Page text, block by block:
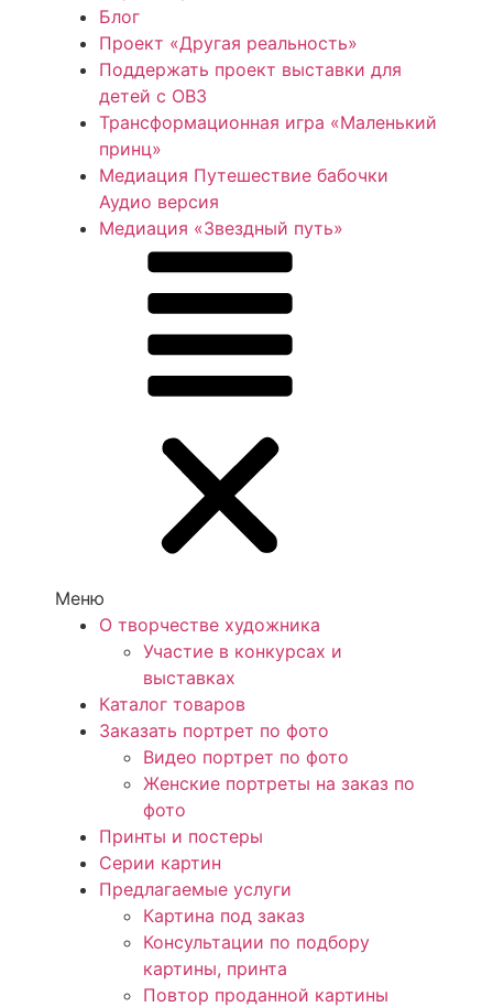
Блог
Проект «Другая реальность»
Поддержать проект выставки для
детей с ОВЗ
Трансформационная игра «Маленький
принц»
Медиация Путешествие бабочки
Аудио версия
Медиация «Звездный путь»
Меню
О творчестве художника
Участие в конкурсах и
выставках
Каталог товаров
Заказать портрет по фото
Видео портрет по фото
Женские портреты на заказ по
фото
Принты и постеры
Серии картин
Предлагаемые услуги
Картина под заказ
Консультации по подбору
картины, принта
Повтор проданной картины